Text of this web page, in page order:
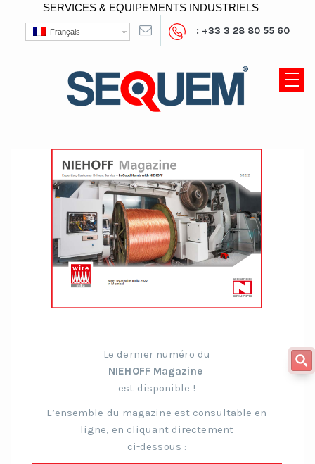
SERVICES & EQUIPEMENTS INDUSTRIELS
Français : +33 3 28 80 55 60
Le dernier numéro du
NIEHOFF Magazine
est disponible !
L’ensemble du magazine est consultable en
ligne, en cliquant directement
ci-dessous :